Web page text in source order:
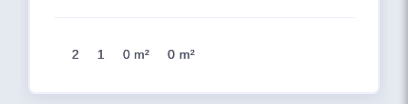
2 1 0 m² 0 m²